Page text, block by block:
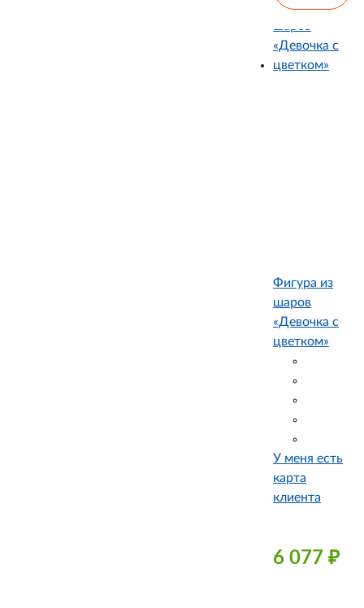
Фигура из
шаров
«Девочка с
цветком»
У меня есть
карта
клиента
6 077 ₽